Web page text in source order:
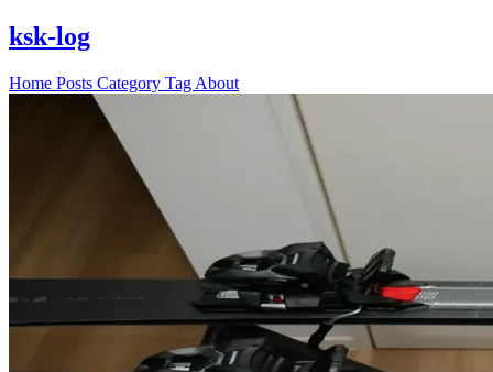
ksk-log
Home Posts Category Tag About